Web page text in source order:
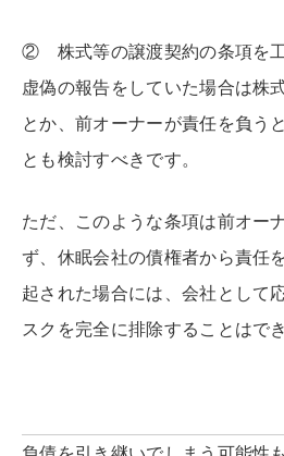
② 株式等の譲渡契約の条項を
虚偽の報告をしていた場合は株
とか、前オーナーが責任を負う
とも検討すべきです。
ただ、このような条項は前オー
ず、休眠会社の債権者から責任
起された場合には、会社として
スクを完全に排除することはで